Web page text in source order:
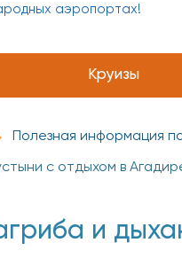
аэропортах!
Круизы
Полезная информация
с отдыхом в
и